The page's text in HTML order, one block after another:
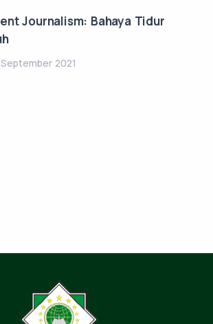
Journalism: Bahaya Tidur
2021